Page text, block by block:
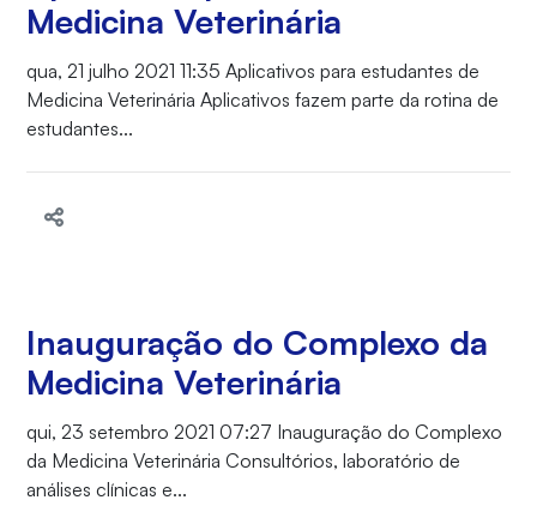
Medicina Veterinária
qua, 21 julho 2021 11:35 Aplicativos para estudantes de
Medicina Veterinária Aplicativos fazem parte da rotina de
estudantes...
Inauguração do Complexo da
Medicina Veterinária
qui, 23 setembro 2021 07:27 Inauguração do Complexo
da Medicina Veterinária Consultórios, laboratório de
análises clínicas e...